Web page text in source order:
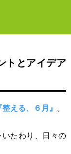
トとアイデア
整える、６月』 。
たわり、日々の